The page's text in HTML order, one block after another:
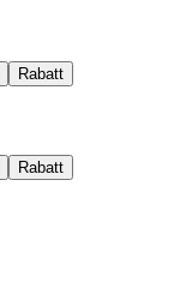
Rabatt
Rabatt